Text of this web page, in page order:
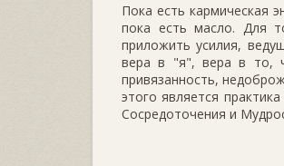
Пока есть кармическая
пока есть масло. Для
приложить усилия,
вера в "я", вера в то,
привязанность,
этого является
Сосредоточения и